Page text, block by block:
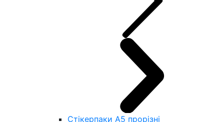
Стікерпаки А5 прорізні